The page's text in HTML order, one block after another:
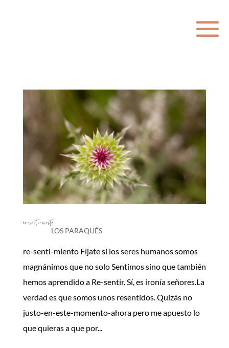
re-senti-miento
LOS PARAQUÉS
re-senti-miento Fíjate si los seres humanos somos
magnánimos que no solo Sentimos sino que también
hemos aprendido a Re-sentir. Sí, es ironía señores.La
verdad es que somos unos resentidos. Quizás no
justo-en-este-momento-ahora pero me apuesto lo
que quieras a que por...